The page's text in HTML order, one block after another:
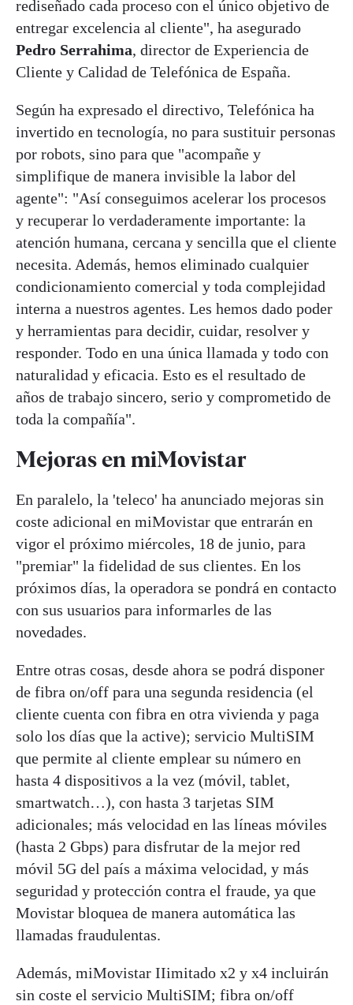
rediseñado cada proceso con el único objetivo de
entregar excelencia al cliente", ha asegurado
Pedro Serrahima, director de Experiencia de
Cliente y Calidad de Telefónica de España.
Según ha expresado el directivo, Telefónica ha
invertido en tecnología, no para sustituir personas
por robots, sino para que "acompañe y
simplifique de manera invisible la labor del
agente": "Así conseguimos acelerar los procesos
y recuperar lo verdaderamente importante: la
atención humana, cercana y sencilla que el cliente
necesita. Además, hemos eliminado cualquier
condicionamiento comercial y toda complejidad
interna a nuestros agentes. Les hemos dado poder
y herramientas para decidir, cuidar, resolver y
responder. Todo en una única llamada y todo con
naturalidad y eficacia. Esto es el resultado de
años de trabajo sincero, serio y comprometido de
toda la compañía".
Mejoras en miMovistar
En paralelo, la 'teleco' ha anunciado mejoras sin
coste adicional en miMovistar que entrarán en
vigor el próximo miércoles, 18 de junio, para
"premiar" la fidelidad de sus clientes. En los
próximos días, la operadora se pondrá en contacto
con sus usuarios para informarles de las
novedades.
Entre otras cosas, desde ahora se podrá disponer
de fibra on/off para una segunda residencia (el
cliente cuenta con fibra en otra vivienda y paga
solo los días que la active); servicio MultiSIM
que permite al cliente emplear su número en
hasta 4 dispositivos a la vez (móvil, tablet,
smartwatch…), con hasta 3 tarjetas SIM
adicionales; más velocidad en las líneas móviles
(hasta 2 Gbps) para disfrutar de la mejor red
móvil 5G del país a máxima velocidad, y más
seguridad y protección contra el fraude, ya que
Movistar bloquea de manera automática las
llamadas fraudulentas.
Además, miMovistar IIimitado x2 y x4 incluirán
sin coste el servicio MultiSIM; fibra on/off